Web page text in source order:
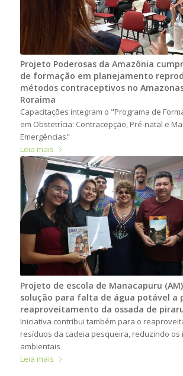
Projeto Poderosas da Amazônia
de formação em planejamento
métodos contraceptivos no
Roraima
Capacitações integram o "Programa de
em Obstetrícia: Contracepção, Pré-natal e
Emergências"
Leia mais
Projeto de escola de Manacapuru
solução para falta de água potável a
reaproveitamento da ossada de
Iniciativa contribui também para o
resíduos da cadeia pesqueira, reduzindo os
ambientais
Leia mais